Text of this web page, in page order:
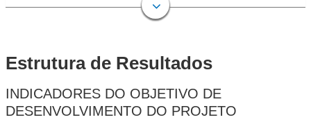
Estrutura de Resultados
INDICADORES DO OBJETIVO DE
DESENVOLVIMENTO DO PROJETO